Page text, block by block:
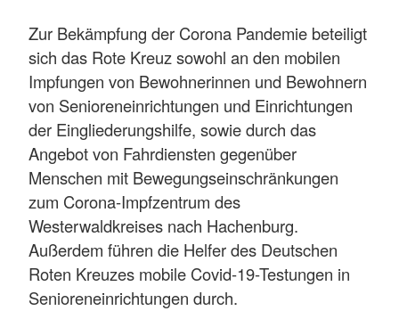
Zur Bekämpfung der Corona Pandemie beteiligt
sich das Rote Kreuz sowohl an den mobilen
Impfungen von Bewohnerinnen und Bewohnern
von Senioreneinrichtungen und Einrichtungen
der Eingliederungshilfe, sowie durch das
Angebot von Fahrdiensten gegenüber
Menschen mit Bewegungseinschränkungen
zum Corona-Impfzentrum des
Westerwaldkreises nach Hachenburg.
Außerdem führen die Helfer des Deutschen
Roten Kreuzes mobile Covid-19-Testungen in
Senioreneinrichtungen durch.